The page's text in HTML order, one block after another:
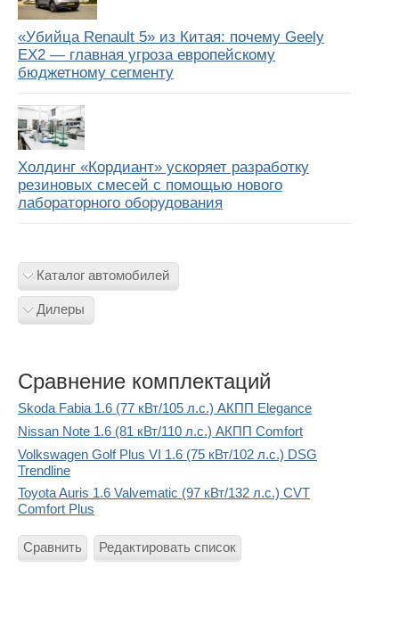
«Убийца Renault 5» из Китая: почему Geely
EX2 — главная угроза европейскому
бюджетному сегменту
Холдинг «Кордиант» ускоряет разработку
резиновых смесей с помощью нового
лабораторного оборудования
Каталог автомобилей
Дилеры
Сравнение комплектаций
Skoda Fabia 1.6 (77 кВт/105 л.с.) АКПП Elegance
Nissan Note 1.6 (81 кВт/110 л.с.) АКПП Comfort
Volkswagen Golf Plus VI 1.6 (75 кВт/102 л.с.) DSG
Trendline
Toyota Auris 1.6 Valvematic (97 кВт/132 л.с.) CVT
Comfort Plus
Сравнить Редактировать список